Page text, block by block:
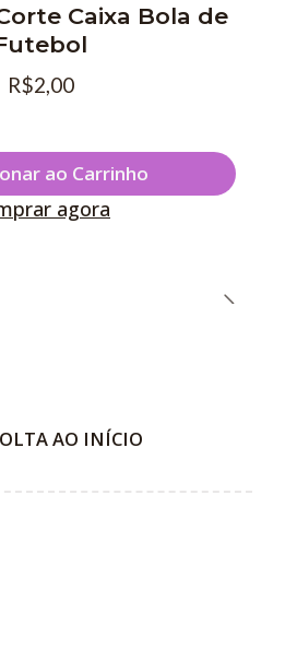
Caixa Bola de
R$2,00
ao Carrinho
agora
AO INÍCIO